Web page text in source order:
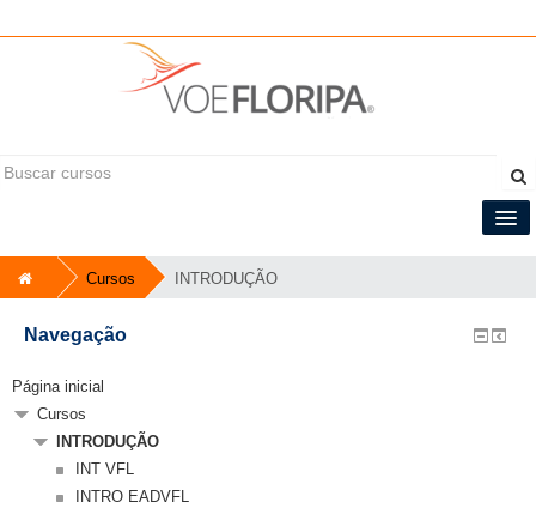
Central do Tripulante
Português - Brasil ‎(pt_br)‎
Cursos INTRODUÇÃO
Navegação
Página inicial
Cursos
INTRODUÇÃO
INT VFL
INTRO EADVFL